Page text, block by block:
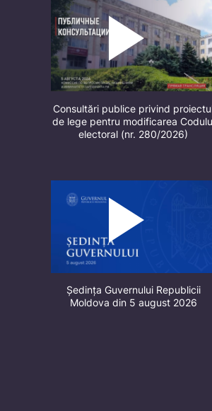
Consultări publice privind
de lege pentru modificarea
electoral (nr. 280/2026)
Ședința Guvernului Republicii
Moldova din 5 august 2026